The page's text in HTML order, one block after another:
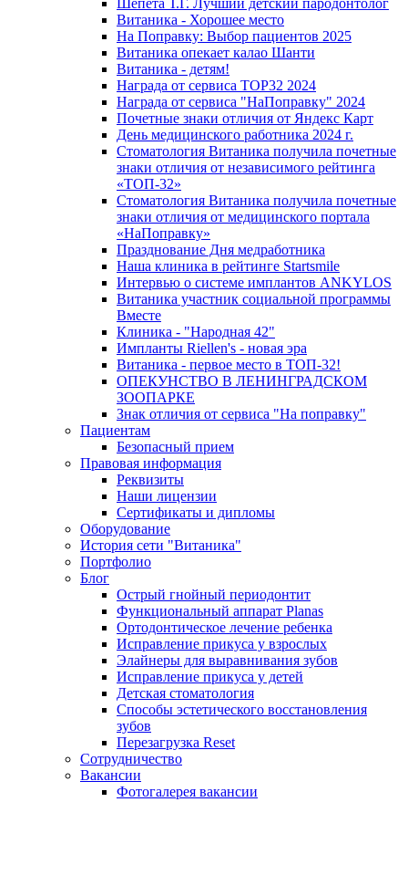
Шепета Т.Г. Лучший детский пародонтолог
Витаника - Хорошее место
На Поправку: Выбор пациентов 2025
Витаника опекает калао Шанти
Витаника - детям!
Награда от сервиса TOP32 2024
Награда от сервиса "НаПоправку" 2024
Почетные знаки отличия от Яндекс Карт
День медицинского работника 2024 г.
Стоматология Витаника получила почетные
знаки отличия от независимого рейтинга
«ТОП-32»
Стоматология Витаника получила почетные
знаки отличия от медицинского портала
«НаПоправку»
Празднование Дня медработника
Наша клиника в рейтинге Startsmile
Интервью о системе имплантов ANKYLOS
Витаника участник социальной программы
Вместе
Клиника - "Народная 42"
Импланты Riellen's - новая эра
Витаника - первое место в ТОП-32!
ОПЕКУНСТВО В ЛЕНИНГРАДСКОМ
ЗООПАРКЕ
Знак отличия от сервиса "На поправку"
Пациентам
Безопасный прием
Правовая информация
Реквизиты
Наши лицензии
Сертификаты и дипломы
Оборудование
История сети "Витаника"
Портфолио
Блог
Острый гнойный периодонтит
Функциональный аппарат Planas
Ортодонтическое лечение ребенка
Исправление прикуса у взрослых
Элайнеры для выравнивания зубов
Исправление прикуса у детей
Детская стоматология
Способы эстетического восстановления
зубов
Перезагрузка Reset
Сотрудничество
Вакансии
Фотогалерея вакансии